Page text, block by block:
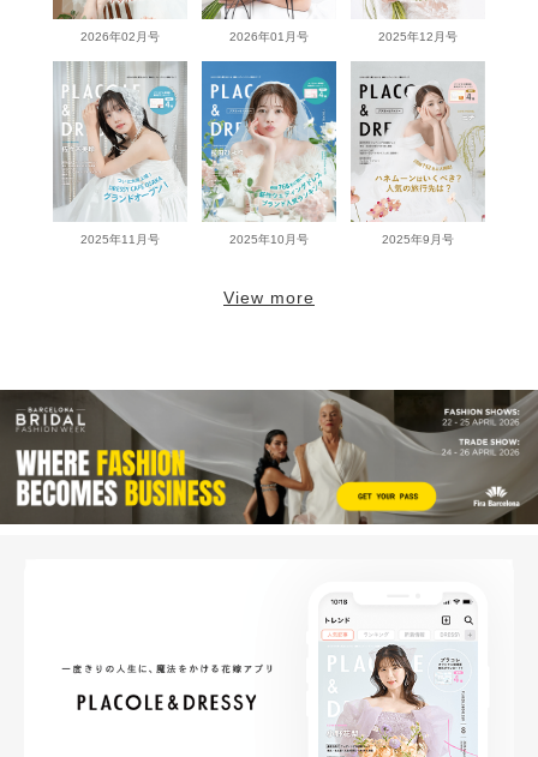
2026年02月号 2026年01月号 2025年12月号
2025年11月号 2025年10月号 2025年9月号
View more